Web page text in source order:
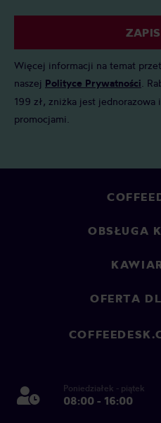
Więcej informacji na temat
naszej Polityce Prywatności .
199 zł, zniżka jest jednorazowa
promocjami.
OBSŁUGA
OFERTA
Poniedziałek - piątek
08:00 - 16:00